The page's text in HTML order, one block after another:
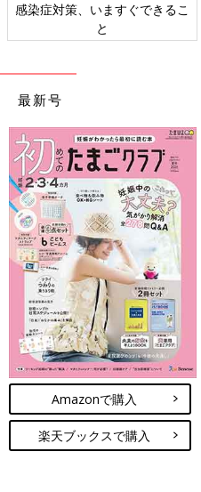
感染症対策、いますぐできるこ
と
最新号
Amazonで購入
楽天ブックスで購入